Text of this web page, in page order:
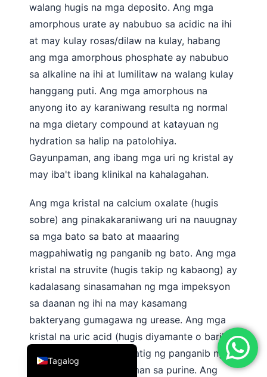
walang hugis na mga deposito. Ang mga
amorphous urate ay nabubuo sa acidic na ihi
at may kulay rosas/dilaw na kulay, habang
ang mga amorphous phosphate ay nabubuo
sa alkaline na ihi at lumilitaw na walang kulay
hanggang puti. Ang mga amorphous na
anyong ito ay karaniwang resulta ng normal
na mga dietary compound at katayuan ng
hydration sa halip na patolohiya.
Gayunpaman, ang ibang mga uri ng kristal ay
may iba't ibang klinikal na kahalagahan.
Ang mga kristal na calcium oxalate (hugis
sobre) ang pinakakaraniwang uri na nauugnay
sa mga bato sa bato at maaaring
magpahiwatig ng panganib ng bato. Ang mga
kristal na struvite (hugis takip ng kabaong) ay
kadalasang sinasamahan ng mga impeksyon
sa daanan ng ihi na may kasamang
bakteryang gumagawa ng urease. Ang mga
kristal na uric acid (hugis diyamante o bariles)
ay maaaring magpahiwatig ng panganib ng
gout o diyeta na mayaman sa purine. Ang
Tagalog
English
Deutsch
العربية
Français
עִבְרִית
Italiano
Español
Português
Türkçe
Română
简体中文
فارسی
Dansk
Nederlands
हिन्दी
Bahasa Indonesia